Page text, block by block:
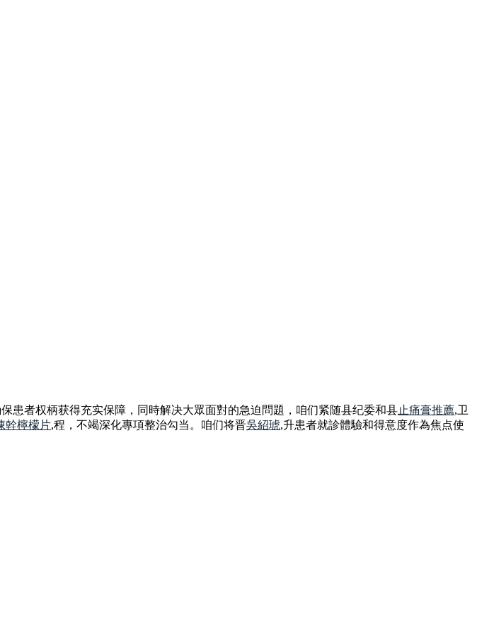
患者权柄获得充实保障，同時解决大眾面對的急迫問題，咱们紧随县纪委和县止痛膏推薦,卫
幹檸檬片,程，不竭深化專項整治勾当。咱们将晋吳紹琥,升患者就診體驗和得意度作為焦点使